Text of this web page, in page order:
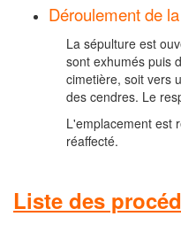
Déroulement de
La sépulture est
sont exhumés puis
cimetière, soit vers
des cendres. Le
L'emplacement est
réaffecté.
Liste des